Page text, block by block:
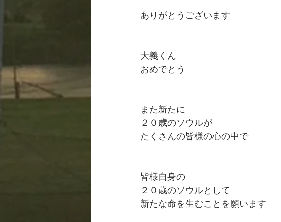
ありがとうございます
大義くん
おめでとう
また新たに
２０歳のソウルが
たくさんの皆様の心の中で
皆様自身の
２０歳のソウルとして
新たな命を生むことを願います